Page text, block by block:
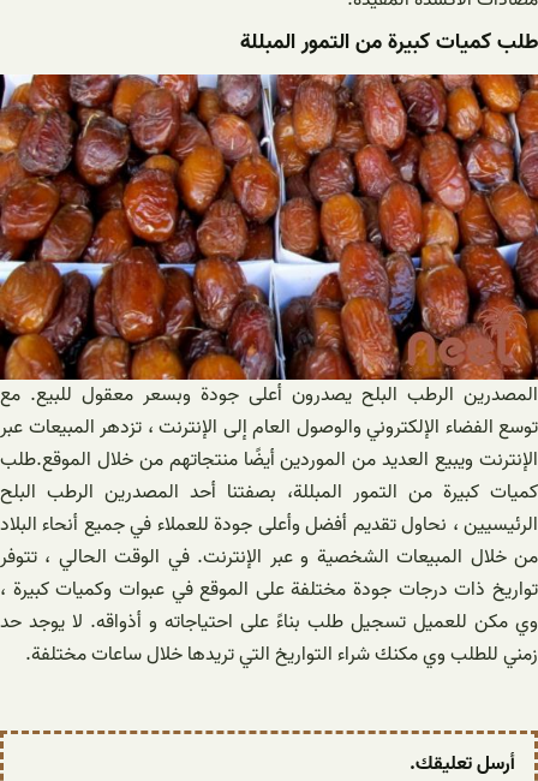
طلب كميات كبيرة من التمور المبللة
المصدرين الرطب البلح يصدرون أعلى جودة وبسعر معقول للبيع. مع
توسع الفضاء الإلكتروني والوصول العام إلى الإنترنت ، تزدهر المبيعات عبر
الإنترنت ويبيع العديد من الموردين أيضًا منتجاتهم من خلال الموقع.طلب
كميات كبيرة من التمور المبللة، بصفتنا أحد المصدرين الرطب البلح
الرئيسيين ، نحاول تقديم أفضل وأعلى جودة للعملاء في جميع أنحاء البلاد
من خلال المبيعات الشخصية و عبر الإنترنت. في الوقت الحالي ، تتوفر
تواريخ ذات درجات جودة مختلفة على الموقع في عبوات وكميات كبيرة ،
وي مكن للعميل تسجيل طلب بناءً على احتياجاته و أذواقه. لا يوجد حد
زمني للطلب وي مكنك شراء التواريخ التي تريدها خلال ساعات مختلفة.
أرسل تعليقك.